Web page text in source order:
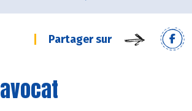
Partager sur